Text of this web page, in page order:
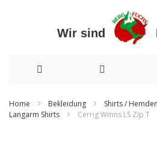
Wir sind
zum
Home Bekleidung
Shirts /
Langarm Shirts
Cerrig Wmns LS Zip T